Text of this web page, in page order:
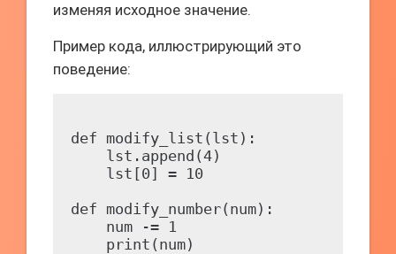
изменяя исходное значение.
Пример кода, иллюстрирующий это
поведение:
def modify_list(lst):
    lst.append(4)
    lst[0] = 10
def modify_number(num):
    num -= 1
    print(num)